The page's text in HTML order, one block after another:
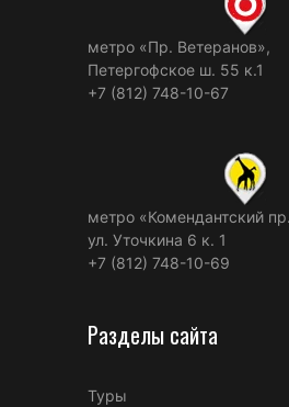
метро «Пр. Ветеранов»,
Петергофское ш. 55 к.1
+7 (812) 748-10-67
метро «Комендантский
ул. Уточкина 6 к. 1
+7 (812) 748-10-69
Разделы сайта
Туры